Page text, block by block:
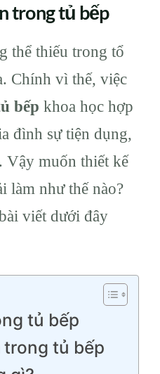
trong tủ bếp
thể thiếu trong tổ
Chính vì thế, việc
bếp khoa học hợp
đình sự tiện dụng,
Vậy muốn thiết kế
làm như thế nào?
viết dưới đây
tủ bếp
trong tủ bếp